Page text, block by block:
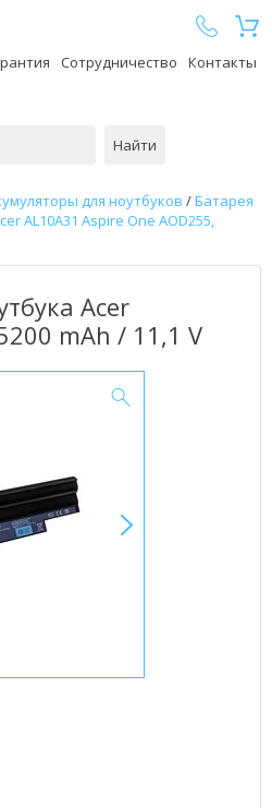
Сотрудничество Контакты
Найти
для ноутбуков /Батарея
AL10A31 Aspire One AOD255,
Acer
mAh / 11,1 V